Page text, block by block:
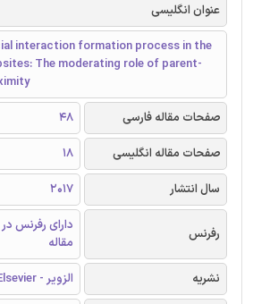
عنوان انگلیسی
interaction formation process in the
The moderating role of parent-
صفحات مقاله فارسی
48
صفحات مقاله انگلیسی
18
سال انتشار
2017
رفرنس
دارای رفرنس
مقاله
نشریه
الزویر - Elsevier